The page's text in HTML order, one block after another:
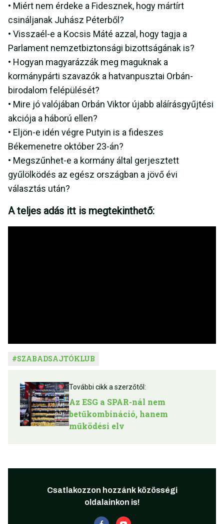
• Miért nem érdeke a Fidesznek, hogy mártírt
csináljanak Juhász Péterből?
• Visszaél-e a Kocsis Máté azzal, hogy tagja a
Parlament nemzetbiztonsági bizottságának is?
• Hogyan magyarázzák meg maguknak a
kormánypárti szavazók a hatvanpusztai Orbán-
birodalom felépülését?
• Mire jó valójában Orbán Viktor újabb aláírásgyűjtési
akciója a háború ellen?
• Eljön-e idén végre Putyin is a fideszes
Békemenetre október 23-án?
• Megszűnhet-e a kormány által gerjesztett
gyűlölködés az egész országban a jövő évi
választás után?
A teljes adás itt is megtekinthető:
#SZABADSAJTÓKLUB
További cikk a szerzőtől:
Az ESG a SPAR-nál nem
betűkombináció, hanem
működési elv
Csatlakozzon hozzánk közösségi
oldalainkon is!